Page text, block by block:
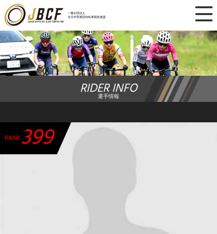
一般社団法人
全日本実業団自転車競技連盟
×
ニュース
レース日程
ランキング
チーム・選手
加盟・登録
エントリー
RIDER INFO
選手情報
RANK399